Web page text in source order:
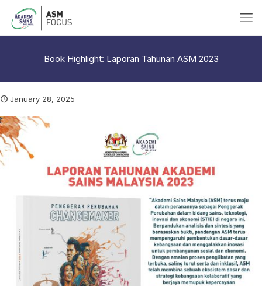
Book Highlight: Laporan Tahunan ASM 2023
January 28, 2025